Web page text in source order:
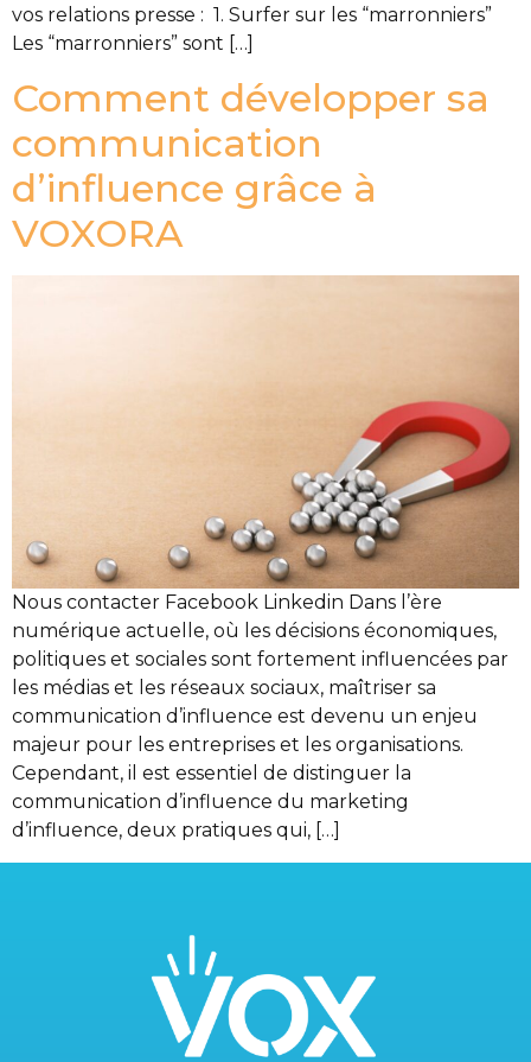
vos relations presse : 1. Surfer sur les “marronniers”
Les “marronniers” sont […]
Comment développer sa
communication
d’influence grâce à
VOXORA
Nous contacter Facebook Linkedin Dans l’ère
numérique actuelle, où les décisions économiques,
politiques et sociales sont fortement influencées par
les médias et les réseaux sociaux, maîtriser sa
communication d’influence est devenu un enjeu
majeur pour les entreprises et les organisations.
Cependant, il est essentiel de distinguer la
communication d’influence du marketing
d’influence, deux pratiques qui, […]